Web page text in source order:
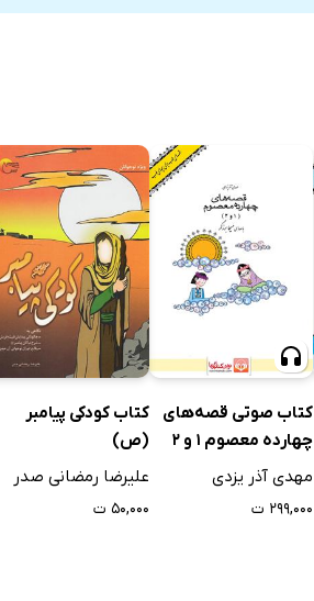
کتاب صوتی قصه‌های
چهارده معصوم 1 و 2
مهدی آذر یزدی
۲۹۹,۰۰۰ ت
کتاب کودکی پیامبر
(ص)
علیرضا رمضانی صدر
۵۰,۰۰۰ ت